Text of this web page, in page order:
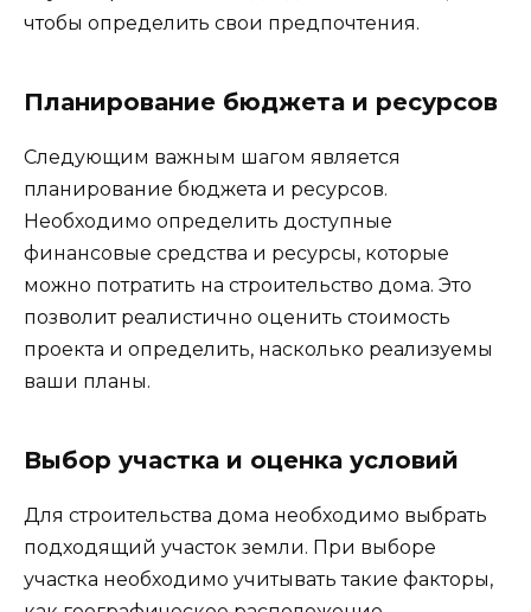
чтобы определить свои предпочтения.
Планирование бюджета и ресурсов
Следующим важным шагом является
планирование бюджета и ресурсов.
Необходимо определить доступные
финансовые средства и ресурсы, которые
можно потратить на строительство дома. Это
позволит реалистично оценить стоимость
проекта и определить, насколько реализуемы
ваши планы.
Выбор участка и оценка условий
Для строительства дома необходимо выбрать
подходящий участок земли. При выборе
участка необходимо учитывать такие факторы,